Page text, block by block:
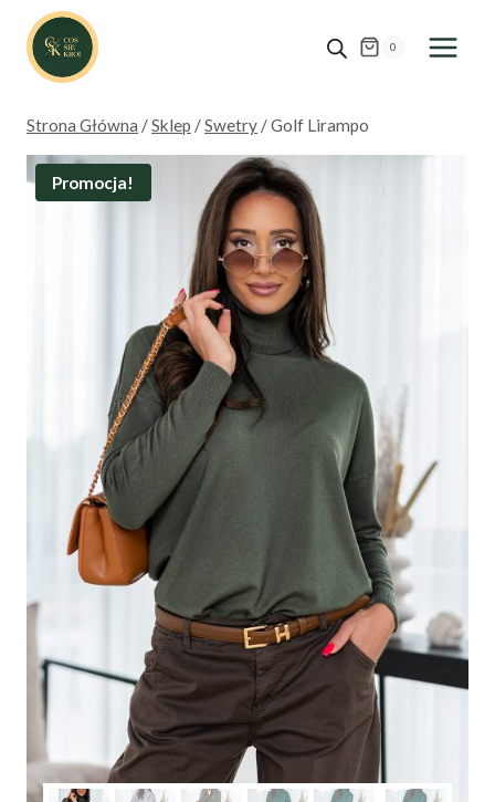
Przejdź
treści
0
Strona Główna /Sklep /Swetry /Golf Lirampo
Promocja!